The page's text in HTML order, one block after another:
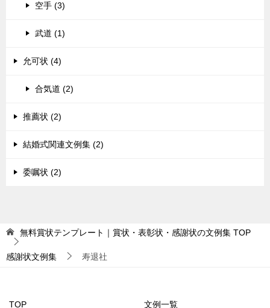
空手 (3)
武道 (1)
允可状 (4)
合気道 (2)
推薦状 (2)
結婚式関連文例集 (2)
委嘱状 (2)
無料賞状テンプレート｜賞状・表彰状・感謝状の文例集 TOP
感謝状文例集 寿退社
TOP 文例一覧